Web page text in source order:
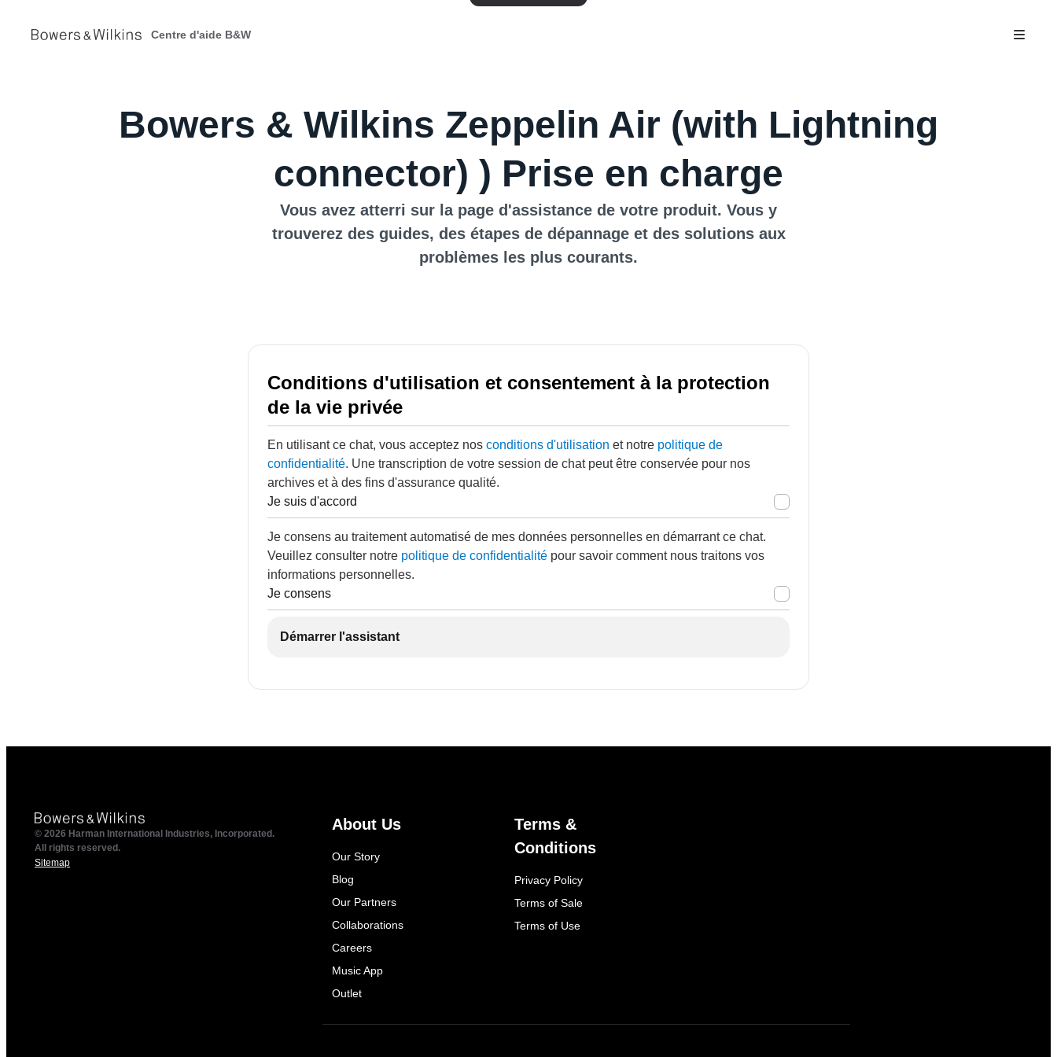
Centre d'aide B&W
Bowers & Wilkins Zeppelin Air (with Lightning
connector) ) Prise en charge
Vous avez atterri sur la page d'assistance de votre produit. Vous y
trouverez des guides, des étapes de dépannage et des solutions aux
problèmes les plus courants.
Conditions d'utilisation et consentement à la protection
de la vie privée
En utilisant ce chat, vous acceptez nos conditions d'utilisation et notre politique de
confidentialité. Une transcription de votre session de chat peut être conservée pour nos
archives et à des fins d'assurance qualité.
Je suis d'accord
Je consens au traitement automatisé de mes données personnelles en démarrant ce chat.
Veuillez consulter notre politique de confidentialité pour savoir comment nous traitons vos
informations personnelles.
Je consens
Démarrer l'assistant
© 2026 Harman International Industries, Incorporated.
All rights reserved.
Sitemap
About Us
Our Story
Blog
Our Partners
Collaborations
Careers
Music App
Outlet
Terms &
Conditions
Privacy Policy
Terms of Sale
Terms of Use